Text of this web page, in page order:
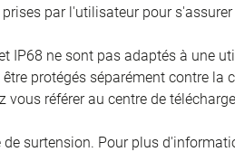
par l'utilisateur pour
IP68 ne sont pas adaptés à une
protégés séparément contre la
référer au centre de
surtension. Pour plus